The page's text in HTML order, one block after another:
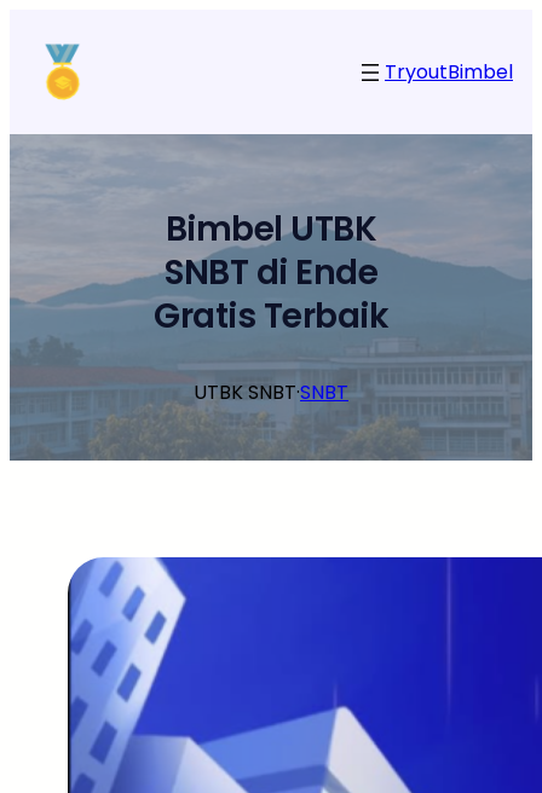
konten
TryoutBimbel
Bimbel UTBK
SNBT di Ende
Gratis Terbaik
UTBK SNBT·SNBT